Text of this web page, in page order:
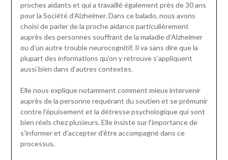
proches aidants et quia travaillé également près de 30 ans
pour la Société d’Alzheimer. Dans ce balado, nous avons
choisi de parler de la proche aidance particulièrement
auprès des personnes souffrant de la maladie d’Alzheimer
ou d’un autre trouble neurocognitif. Il va sans dire que la
plupart des informations qu’on y retrouve s’appliquent
aussi bien dans d’autres contextes.
Elle nous explique notamment comment mieux intervenir
auprès de la personne requérant du soutien et se prémunir
contre l’épuisement et la détresse psychologique qui sont
bien réels chez plusieurs. Elle insiste sur l’importance de
s’informer et d’accepter d’être accompagné dans ce
processus.